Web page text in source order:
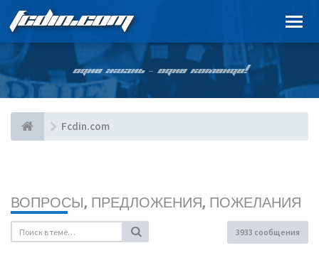
FCDIN.COM
ОДНА ЖИЗНЬ – ОДНА КОМАНДА!
Fcdin.com
ВОПРОСЫ, ПРЕДЛОЖЕНИЯ, ПОЖЕЛАНИЯ
3933 сообщения